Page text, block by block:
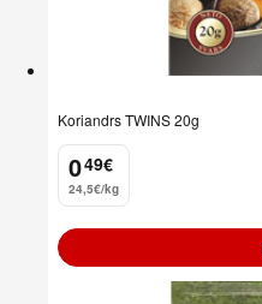
Koriandrs TWINS 20g
0
. 49€
24,5€/kg